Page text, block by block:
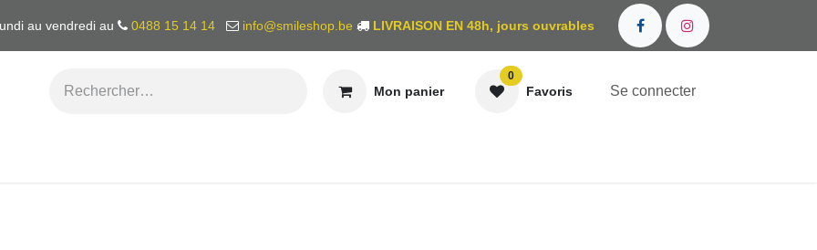
au vendredi au 0488 15 14 14 info@smileshop.be LIVRAISON EN 48h, jours ouvrables
Mon panier
0
Favoris Se connecter